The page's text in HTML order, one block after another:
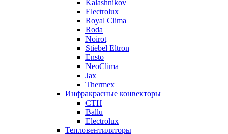
Kalashnikov
Electrolux
Royal Clima
Roda
Noirot
Stiebel Eltron
Ensto
NeoClima
Jax
Thermex
Инфракрасные конвекторы
CTH
Ballu
Electrolux
Тепловентиляторы